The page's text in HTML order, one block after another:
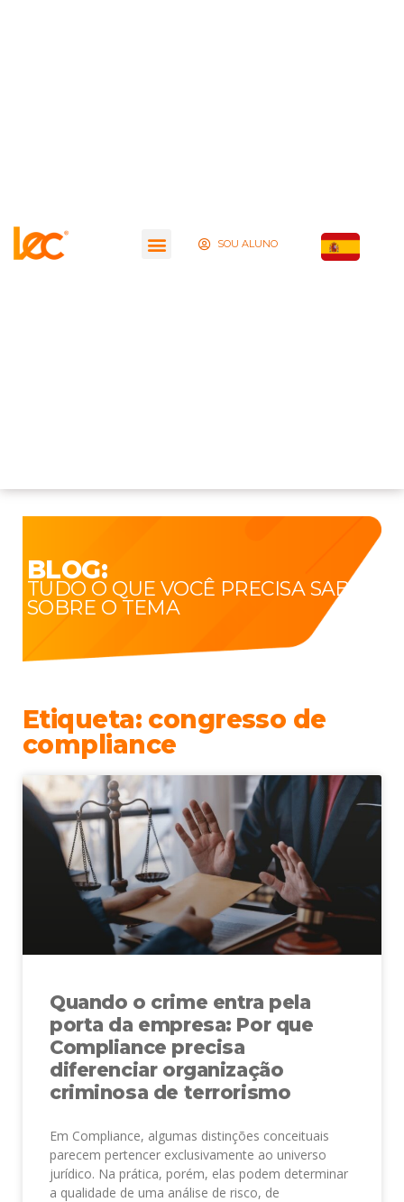
SOU ALUNO
BLOG:
TUDO O QUE VOCÊ PRECISA SABER
SOBRE O TEMA
Etiqueta: congresso de
compliance
Quando o crime entra pela
porta da empresa: Por que
Compliance precisa
diferenciar organização
criminosa de terrorismo
Em Compliance, algumas distinções conceituais
parecem pertencer exclusivamente ao universo
jurídico. Na prática, porém, elas podem determinar
a qualidade de uma análise de risco, de